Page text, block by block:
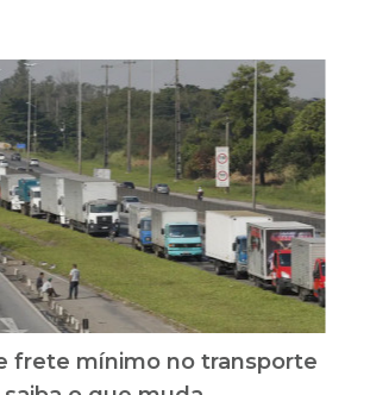
frete mínimo no transporte